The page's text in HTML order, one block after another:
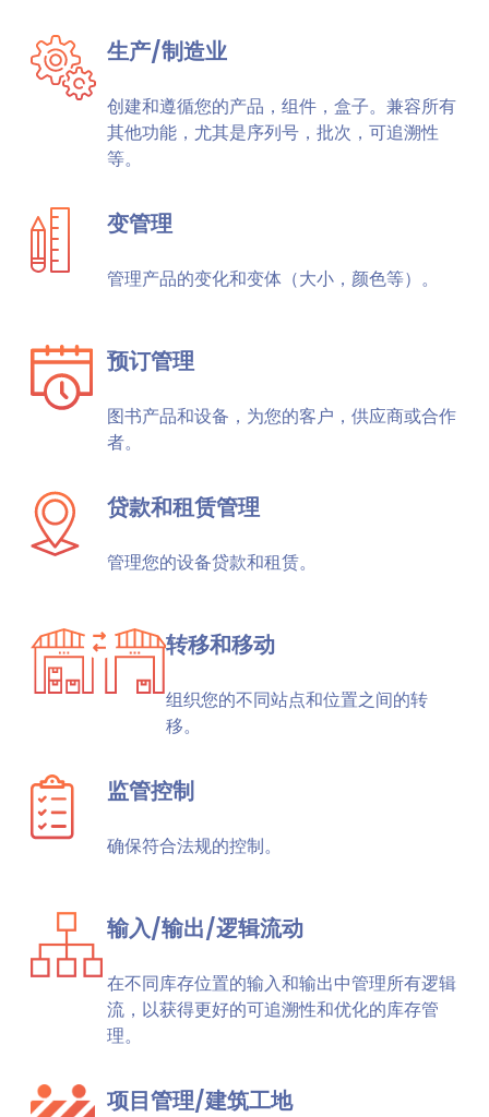
生产/制造业
创建和遵循您的产品，组件，盒子。兼容所有
其他功能，尤其是序列号，批次，可追溯性
等。
变管理
管理产品的变化和变体（大小，颜色等）。
预订管理
图书产品和设备，为您的客户，供应商或合作
者。
贷款和租赁管理
管理您的设备贷款和租赁。
转移和移动
组织您的不同站点和位置之间的转
移。
监管控制
确保符合法规的控制。
输入/输出/逻辑流动
在不同库存位置的输入和输出中管理所有逻辑
流，以获得更好的可追溯性和优化的库存管
理。
项目管理/建筑工地